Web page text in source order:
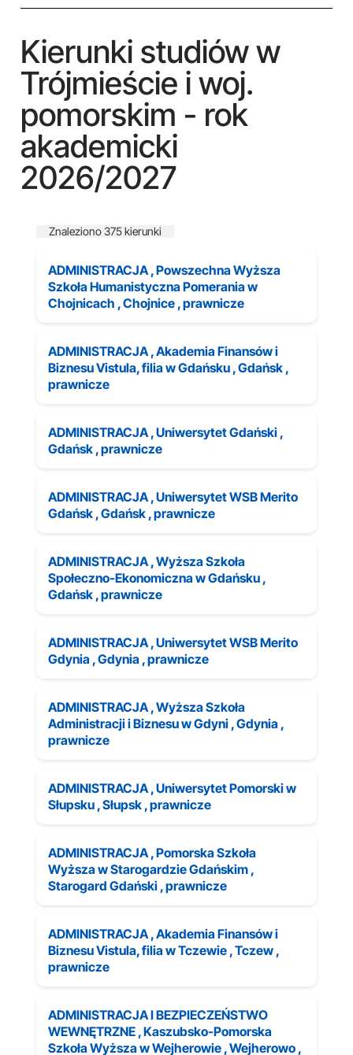
Kierunki studiów w
Trójmieście i woj.
pomorskim - rok
akademicki
2026/2027
Znaleziono 375 kierunki
ADMINISTRACJA , Powszechna Wyższa
Szkoła Humanistyczna Pomerania w
Chojnicach , Chojnice , prawnicze
ADMINISTRACJA , Akademia Finansów i
Biznesu Vistula, filia w Gdańsku , Gdańsk ,
prawnicze
ADMINISTRACJA , Uniwersytet Gdański ,
Gdańsk , prawnicze
ADMINISTRACJA , Uniwersytet WSB Merito
Gdańsk , Gdańsk , prawnicze
ADMINISTRACJA , Wyższa Szkoła
Społeczno-Ekonomiczna w Gdańsku ,
Gdańsk , prawnicze
ADMINISTRACJA , Uniwersytet WSB Merito
Gdynia , Gdynia , prawnicze
ADMINISTRACJA , Wyższa Szkoła
Administracji i Biznesu w Gdyni , Gdynia ,
prawnicze
ADMINISTRACJA , Uniwersytet Pomorski w
Słupsku , Słupsk , prawnicze
ADMINISTRACJA , Pomorska Szkoła
Wyższa w Starogardzie Gdańskim ,
Starogard Gdański , prawnicze
ADMINISTRACJA , Akademia Finansów i
Biznesu Vistula, filia w Tczewie , Tczew ,
prawnicze
ADMINISTRACJA I BEZPIECZEŃSTWO
WEWNĘTRZNE , Kaszubsko-Pomorska
Szkoła Wyższa w Wejherowie , Wejherowo ,